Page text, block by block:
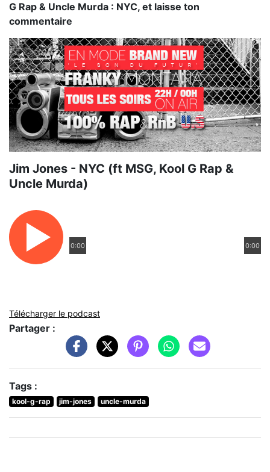
G Rap & Uncle Murda : NYC, et laisse ton
commentaire
Jim Jones - NYC (ft MSG, Kool G Rap &
Uncle Murda)
0:00 0:00
Télécharger le podcast
Partager :
Tags :
kool-g-rap jim-jones uncle-murda